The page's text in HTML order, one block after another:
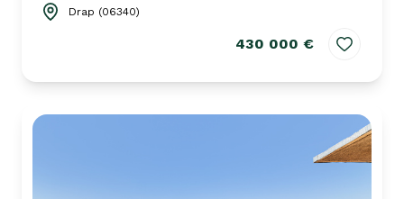
Drap (06340)
430 000 €